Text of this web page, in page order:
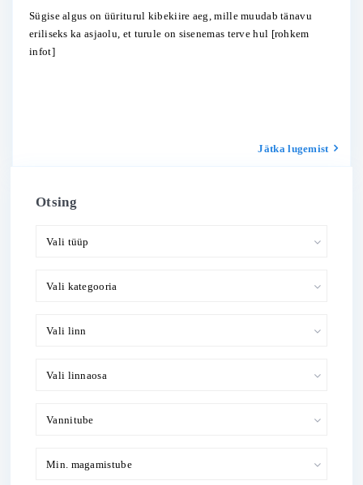
Sügise algus on üüriturul kibekiire aeg, mille muudab tänavu
eriliseks ka asjaolu, et turule on sisenemas terve hul [rohkem
infot]
Jätka lugemist
Otsing
Vali tüüp
Vali kategooria
Vali linn
Vali linnaosa
Vannitube
Min. magamistube